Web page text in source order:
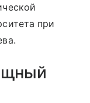
при